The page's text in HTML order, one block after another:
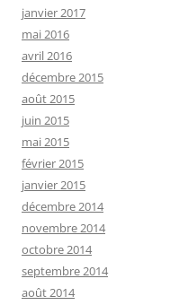
janvier 2017
mai 2016
avril 2016
décembre 2015
août 2015
juin 2015
mai 2015
février 2015
janvier 2015
décembre 2014
novembre 2014
octobre 2014
septembre 2014
août 2014